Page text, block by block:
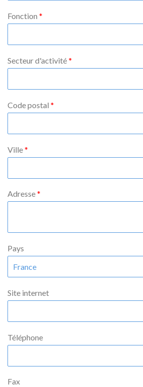
Fonction
Secteur d'activité
Code postal
Ville
Adresse
Pays
Site internet
Téléphone
Fax